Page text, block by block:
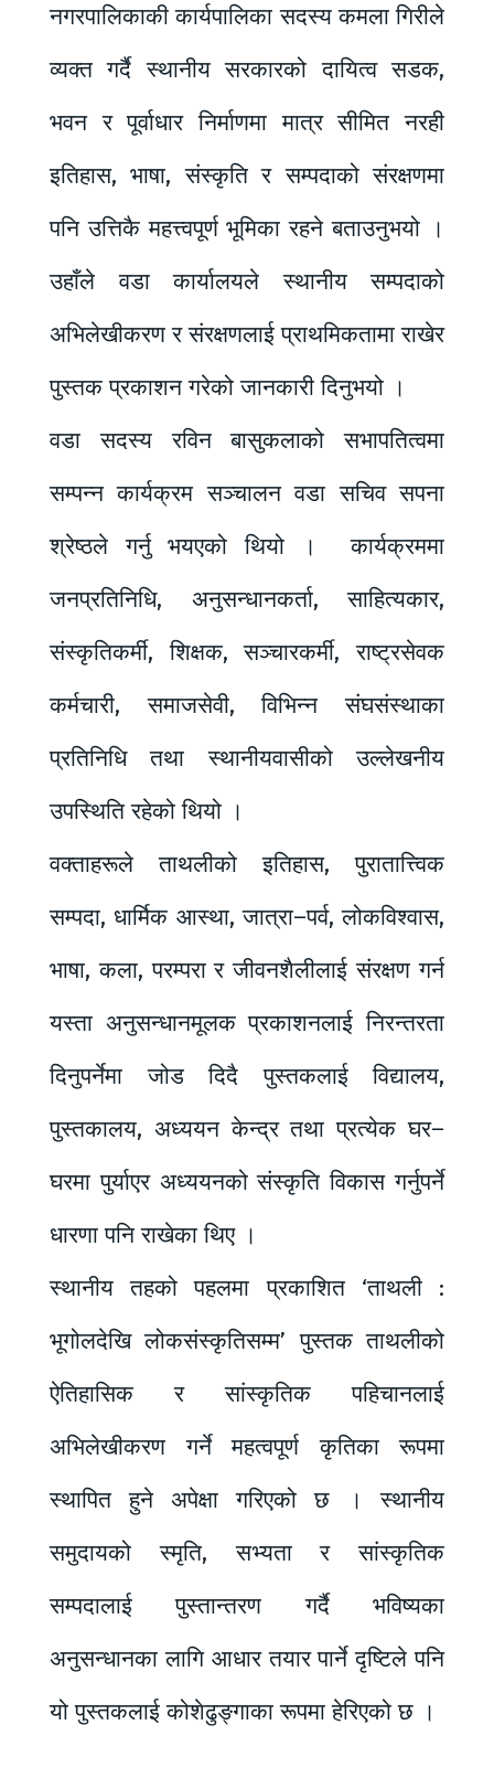
नगरपालिकाकी कार्यपालिका सदस्य कमला गिरीले
व्यक्त गर्दै स्थानीय सरकारको दायित्व सडक,
भवन र पूर्वाधार निर्माणमा मात्र सीमित नरही
इतिहास, भाषा, संस्कृति र सम्पदाको संरक्षणमा
पनि उत्तिकै महत्त्वपूर्ण भूमिका रहने बताउनुभयो ।
उहाँले वडा कार्यालयले स्थानीय सम्पदाको
अभिलेखीकरण र संरक्षणलाई प्राथमिकतामा राखेर
पुस्तक प्रकाशन गरेको जानकारी दिनुभयो ।
वडा सदस्य रविन बासुकलाको सभापतित्वमा
सम्पन्न कार्यक्रम सञ्चालन वडा सचिव सपना
श्रेष्ठले गर्नु भयएको थियो । कार्यक्रममा
जनप्रतिनिधि, अनुसन्धानकर्ता, साहित्यकार,
संस्कृतिकर्मी, शिक्षक, सञ्चारकर्मी, राष्ट्रसेवक
कर्मचारी, समाजसेवी, विभिन्न संघसंस्थाका
प्रतिनिधि तथा स्थानीयवासीको उल्लेखनीय
उपस्थिति रहेको थियो ।
वक्ताहरूले ताथलीको इतिहास, पुरातात्त्विक
सम्पदा, धार्मिक आस्था, जात्रा–पर्व, लोकविश्वास,
भाषा, कला, परम्परा र जीवनशैलीलाई संरक्षण गर्न
यस्ता अनुसन्धानमूलक प्रकाशनलाई निरन्तरता
दिनुपर्नेमा जोड दिदै पुस्तकलाई विद्यालय,
पुस्तकालय, अध्ययन केन्द्र तथा प्रत्येक घर–
घरमा पुर्याएर अध्ययनको संस्कृति विकास गर्नुपर्ने
धारणा पनि राखेका थिए ।
स्थानीय तहको पहलमा प्रकाशित ‘ताथली :
भूगोलदेखि लोकसंस्कृतिसम्म’ पुस्तक ताथलीको
ऐतिहासिक र सांस्कृतिक पहिचानलाई
अभिलेखीकरण गर्ने महत्वपूर्ण कृतिका रूपमा
स्थापित हुने अपेक्षा गरिएको छ । स्थानीय
समुदायको स्मृति, सभ्यता र सांस्कृतिक
सम्पदालाई पुस्तान्तरण गर्दै भविष्यका
अनुसन्धानका लागि आधार तयार पार्ने दृष्टिले पनि
यो पुस्तकलाई कोशेढुङ्गाका रूपमा हेरिएको छ ।